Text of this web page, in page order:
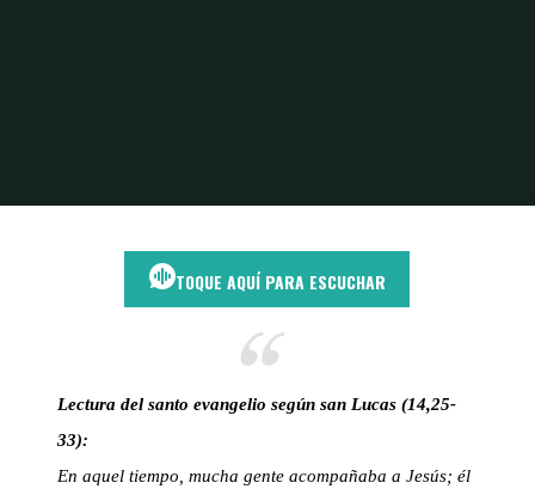
TOQUE AQUÍ PARA ESCUCHAR
Lectura del santo evangelio según san Lucas (14,25-
33):
En aquel tiempo, mucha gente acompañaba a Jesús; él